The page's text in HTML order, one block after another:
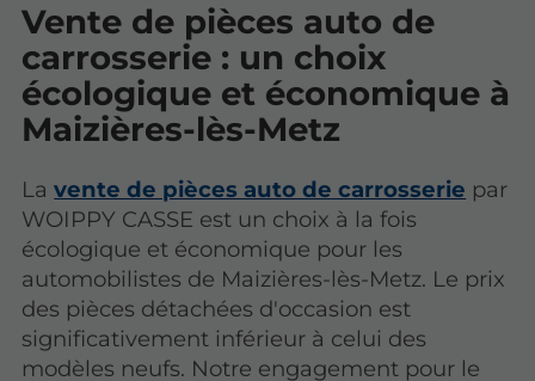
Vente de pièces auto de
carrosserie : un choix
écologique et économique à
Maizières-lès-Metz
Lavente de pièces auto de carrosserie par
WOIPPY CASSE est un choix à la fois
écologique et économique pour les
automobilistes de Maizières-lès-Metz. Le prix
des pièces détachées d'occasion est
significativement inférieur à celui des
modèles neufs. Notre engagement pour le